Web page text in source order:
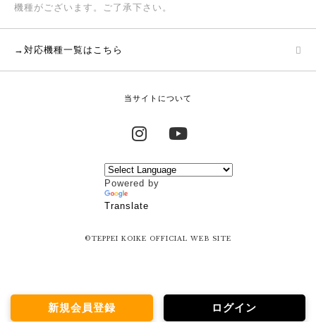
機種がございます。ご了承下さい。
→対応機種一覧はこちら
当サイトについて
InstagramYouTube
Powered by
Translate
©TEPPEI KOIKE OFFICIAL WEB SITE
新規会員登録 ログイン